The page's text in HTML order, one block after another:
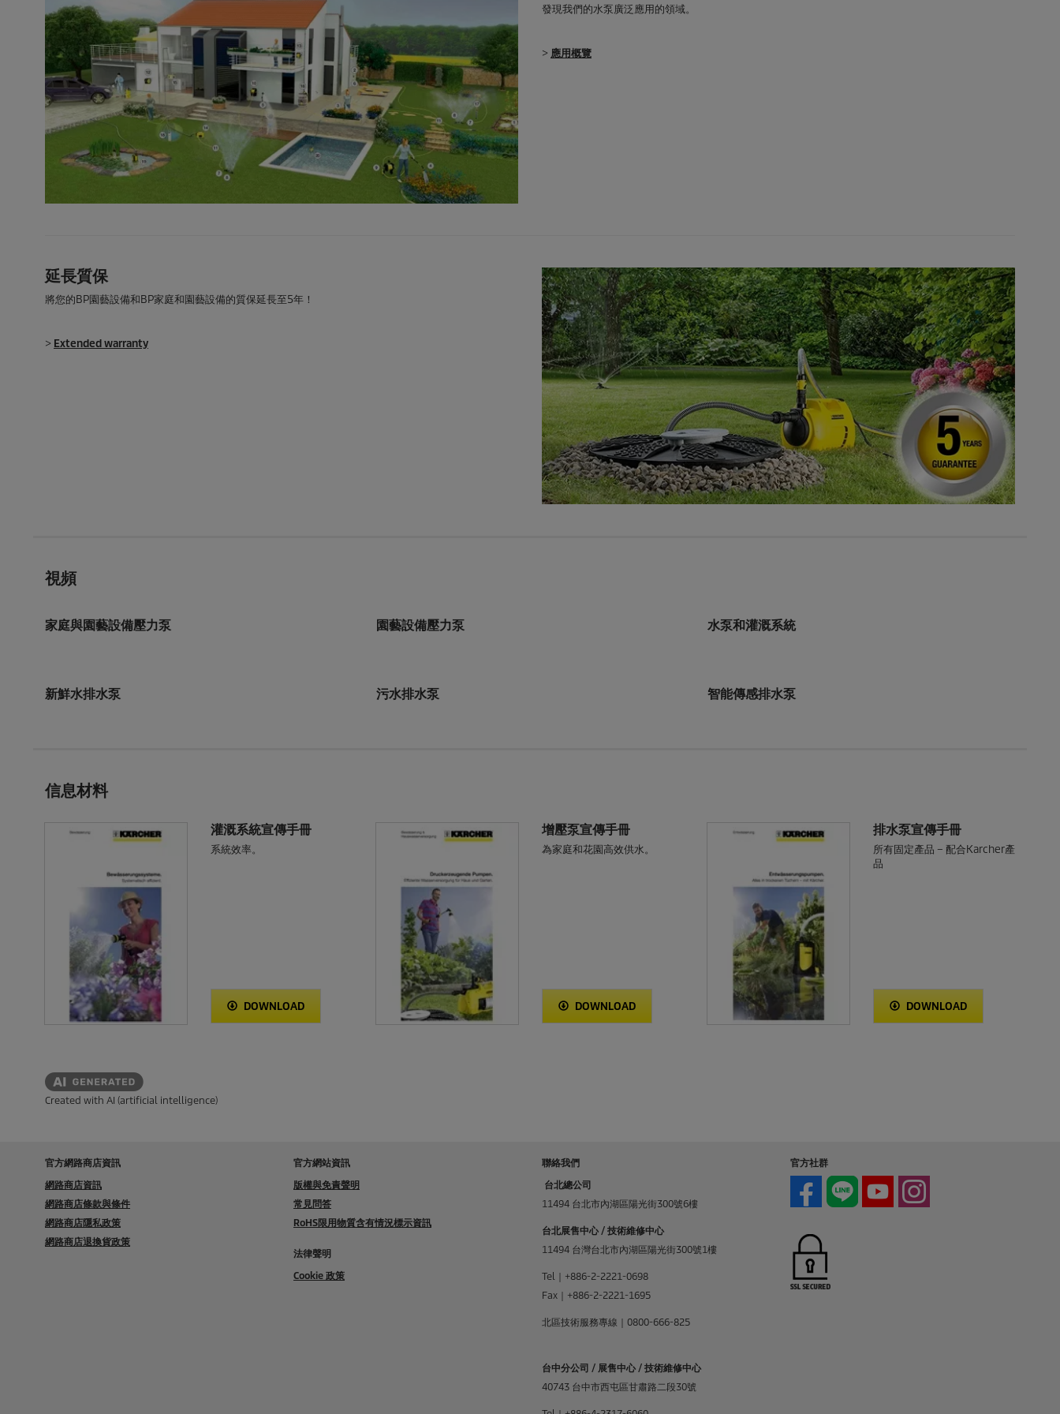
發現我們的水泵廣泛應用的領域。
> 應用概覽
延長質保
將您的BP園藝設備和BP家庭和園藝設備的質保延長至5年！
> Extended warranty
視頻
家庭與園藝設備壓力泵 園藝設備壓力泵 水泵和灌溉系統
新鮮水排水泵 污水排水泵 智能傳感排水泵
信息材料
灌溉系統宣傳手冊
系統效率。
DOWNLOAD
增壓泵宣傳手冊
為家庭和花園高效供水。
DOWNLOAD
排水泵宣傳手冊
所有固定產品 – 配合Karcher產
品
DOWNLOAD
Created with AI (artificial intelligence)
官方網路商店資訊
網路商店資訊
網路商店條款與條件
網路商店隱私政策
網路商店退換貨政策
官方網站資訊
版權與免責聲明
常見問答
RoHS限用物質含有情況標示資訊
法律聲明
Cookie 政策
聯絡我們
台北總公司
11494 台北市內湖區陽光街300號6樓
台北展售中心 / 技術維修中心
11494 台灣台北市內湖區陽光街300號1樓
Tel｜+886-2-2221-0698
Fax｜+886-2-2221-1695
北區技術服務專線｜0800-666-825
台中分公司 / 展售中心 / 技術維修中心
40743 台中市西屯區甘肅路二段30號
官方社群